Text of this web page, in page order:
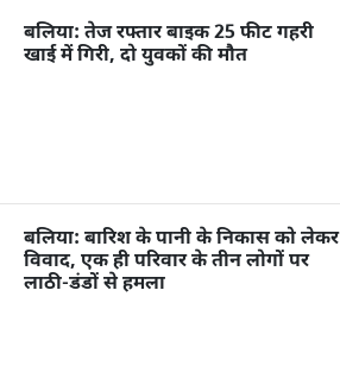
बलिया: तेज रफ्तार बाइक 25 फीट गहरी
खाई में गिरी, दो युवकों की मौत
बलिया: बारिश के पानी के निकास को लेकर
विवाद, एक ही परिवार के तीन लोगों पर
लाठी-डंडों से हमला